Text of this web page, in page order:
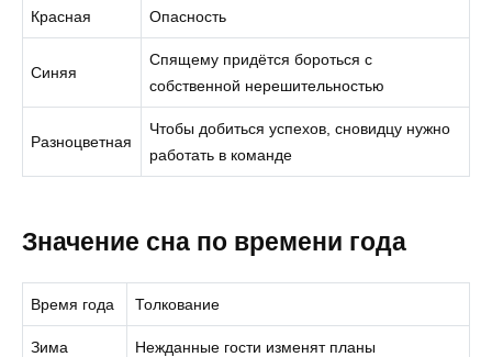
Красная Опасность
Синяя
Спящему придётся бороться с
собственной нерешительностью
Разноцветная
Чтобы добиться успехов, сновидцу нужно
работать в команде
Значение сна по времени года
Время года Толкование
Зима Нежданные гости изменят планы